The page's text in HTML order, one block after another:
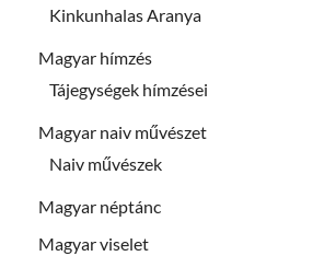
Kinkunhalas Aranya
Magyar hímzés
Tájegységek hímzései
Magyar naiv művészet
Naiv művészek
Magyar néptánc
Magyar viselet